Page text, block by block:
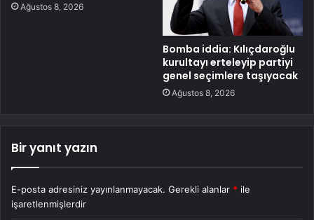
Ağustos 8, 2026
Bomba iddia: Kılıçdaroğlu
kurultayı erteleyip partiyi
genel seçimlere taşıyacak
Ağustos 8, 2026
Bir yanıt yazın
E-posta adresiniz yayınlanmayacak. Gerekli alanlar * ile
işaretlenmişlerdir